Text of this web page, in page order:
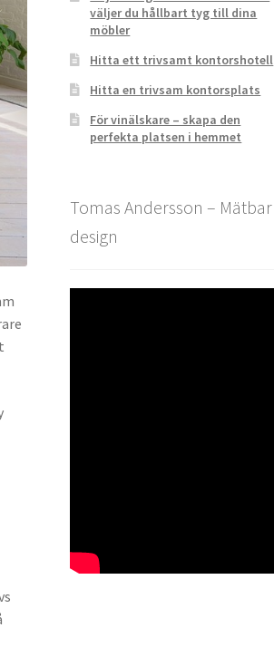
väljer du hållbart tyg till dina
möbler
Hitta ett trivsamt kontorshotell
Hitta en trivsam kontorsplats
För vinälskare – skapa den
perfekta platsen i hemmet
Tomas Andersson – Mätbar
design